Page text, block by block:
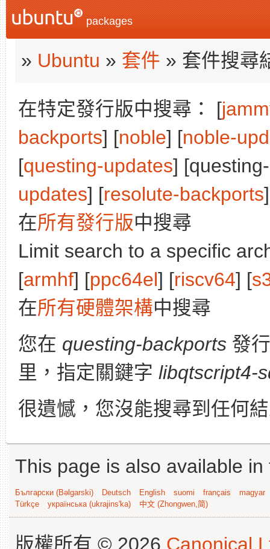
packages
» Ubuntu » 套件 » 套件搜尋
在特定發行版中搜尋： [
backports] [noble] [noble-
[questing-updates]
updates] [resolute-backports
在所有發行版中搜尋
Limit search to a specific
[armhf] [ppc64el] [riscv64] [
在所有硬體架構中搜尋
您在 questing-backports 發
里，指定關鍵字 libqtscript4-
很遺憾，您沒能搜尋到任何
This page is also available
Български (Bəlgarski) Deutsch English suomi français
magyar
Türkçe
українська (ukrajins'ka) 中文 (Zhongwen,简)
版權所有 © 2026 Canonical